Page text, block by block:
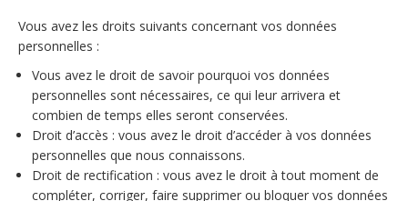
Vous avez les droits suivants concernant vos données
personnelles :
Vous avez le droit de savoir pourquoi vos données
personnelles sont nécessaires, ce qui leur arrivera et
combien de temps elles seront conservées.
Droit d’accès : vous avez le droit d’accéder à vos données
personnelles que nous connaissons.
Droit de rectification : vous avez le droit à tout moment de
compléter, corriger, faire supprimer ou bloquer vos données